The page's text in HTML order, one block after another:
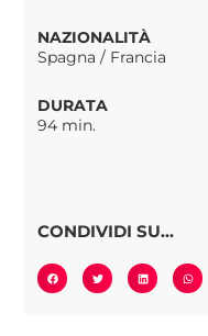
NAZIONALITÀ
Spagna / Francia
DURATA
94 min.
CONDIVIDI SU...